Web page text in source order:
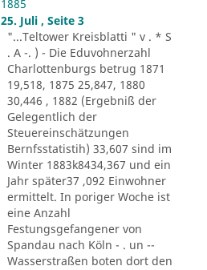
1885
25. Juli , Seite 3
"...Teltower Kreisblatti " v . * S
. A -. ) - Die Eduvohnerzahl
Charlottenburgs betrug 1871
19,518, 1875 25,847, 1880
30,446 , 1882 (Ergebniß der
Gelegentlich der
Steuereinschätzungen
Bernfsstatistih) 33,607 sind im
Winter 1883k8434,367 und ein
Jahr später37 ,092 Einwohner
ermittelt. In poriger Woche ist
eine Anzahl
Festungsgefangener von
Spandau nach Köln - . un --
Wasserstraßen boten dort den